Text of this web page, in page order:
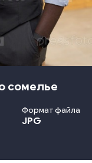
сомелье
Формат файла
JPG